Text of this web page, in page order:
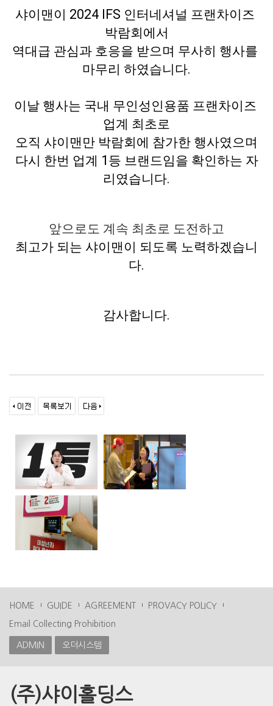
샤이맨이 2024 IFS 인터네셔널 프랜차이즈
박람회에서
역대급 관심과 호응을 받으며 무사히 행사를
마무리 하였습니다.
이날 행사는 국내 무인성인용품 프랜차이즈
업계 최초로
오직 샤이맨만 박람회에 참가한 행사였으며
다시 한번 업계 1등 브랜드임을 확인하는 자
리였습니다.
앞으로도 계속 최초로 도전하고
최고가 되는 샤이맨이 되도록 노력하겠습니
다.
감사합니다.
HOME GUIDE AGREEMENT PROVACY POLICY
Email Collecting Prohibition
ADMIN 오더시스템
(주)샤이홀딩스